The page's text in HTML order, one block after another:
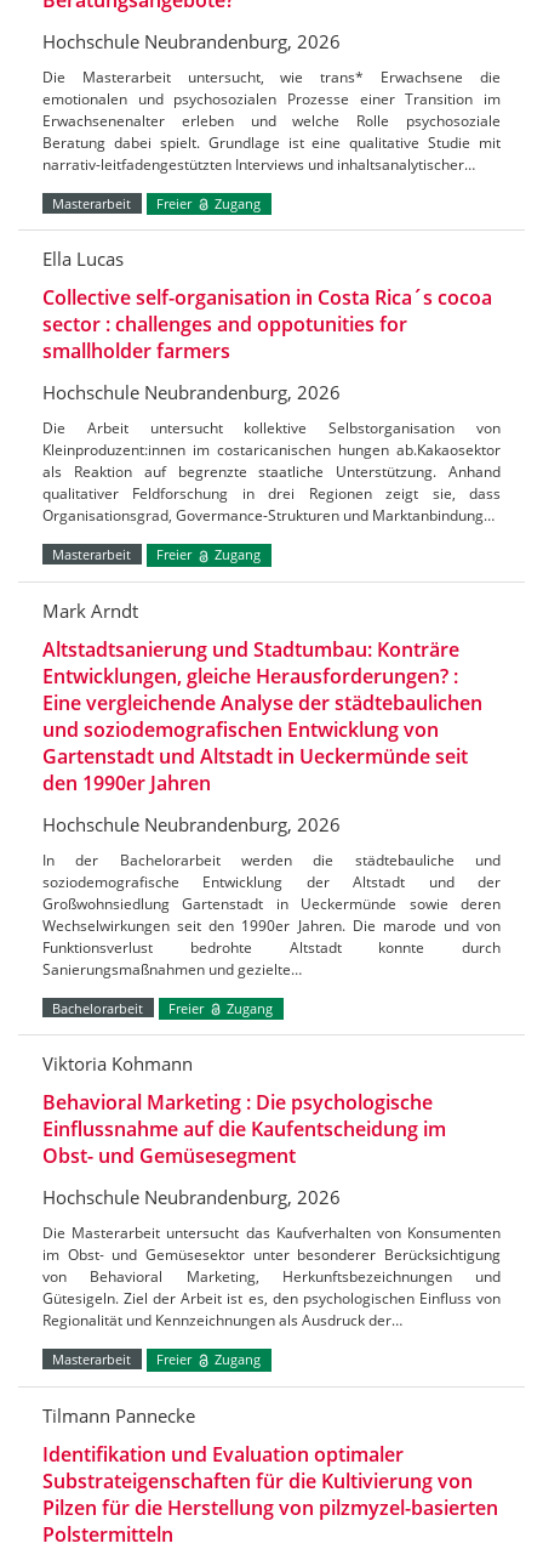
Hochschule Neubrandenburg, 2026
Die Masterarbeit untersucht, wie trans* Erwachsene die
emotionalen und psychosozialen Prozesse einer Transition im
Erwachsenenalter erleben und welche Rolle psychosoziale
Beratung dabei spielt. Grundlage ist eine qualitative Studie mit
narrativ-leitfadengestützten Interviews und inhaltsanalytischer…
Masterarbeit Freier Zugang
Ella Lucas
Collective self-organisation in Costa Rica´s cocoa
sector : challenges and oppotunities for
smallholder farmers
Hochschule Neubrandenburg, 2026
Die Arbeit untersucht kollektive Selbstorganisation von
Kleinproduzent:innen im costaricanischen hungen ab.Kakaosektor
als Reaktion auf begrenzte staatliche Unterstützung. Anhand
qualitativer Feldforschung in drei Regionen zeigt sie, dass
Organisationsgrad, Govermance-Strukturen und Marktanbindung…
Masterarbeit Freier Zugang
Mark Arndt
Altstadtsanierung und Stadtumbau: Konträre
Entwicklungen, gleiche Herausforderungen? :
Eine vergleichende Analyse der städtebaulichen
und soziodemografischen Entwicklung von
Gartenstadt und Altstadt in Ueckermünde seit
den 1990er Jahren
Hochschule Neubrandenburg, 2026
In der Bachelorarbeit werden die städtebauliche und
soziodemografische Entwicklung der Altstadt und der
Großwohnsiedlung Gartenstadt in Ueckermünde sowie deren
Wechselwirkungen seit den 1990er Jahren. Die marode und von
Funktionsverlust bedrohte Altstadt konnte durch
Sanierungsmaßnahmen und gezielte…
Bachelorarbeit Freier Zugang
Viktoria Kohmann
Behavioral Marketing : Die psychologische
Einflussnahme auf die Kaufentscheidung im
Obst- und Gemüsesegment
Hochschule Neubrandenburg, 2026
Die Masterarbeit untersucht das Kaufverhalten von Konsumenten
im Obst- und Gemüsesektor unter besonderer Berücksichtigung
von Behavioral Marketing, Herkunftsbezeichnungen und
Gütesigeln. Ziel der Arbeit ist es, den psychologischen Einfluss von
Regionalität und Kennzeichnungen als Ausdruck der…
Masterarbeit Freier Zugang
Tilmann Pannecke
Identifikation und Evaluation optimaler
Substrateigenschaften für die Kultivierung von
Pilzen für die Herstellung von pilzmyzel-basierten
Polstermitteln